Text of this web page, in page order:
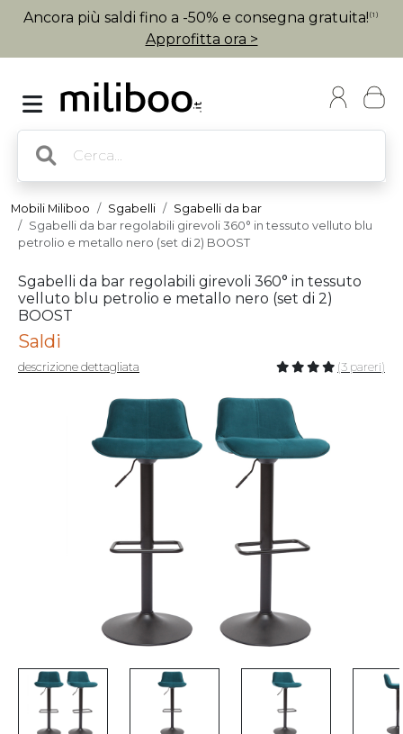
Ancora più saldi fino a -50% e consegna gratuita! (1)
Approfitta ora >
Mobili Miliboo Sgabelli
Sgabelli da bar
Sgabelli da bar regolabili girevoli 360° in tessuto velluto blu
petrolio e metallo nero (set di 2) BOOST
Sgabelli da bar regolabili girevoli 360° in tessuto
velluto blu petrolio e metallo nero (set di 2)
BOOST
Saldi
descrizione dettagliata (3 pareri)